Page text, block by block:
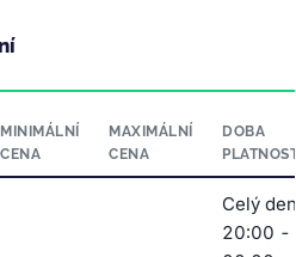
MINIMÁLNÍ
CENA
MAXIMÁLNÍ
CENA
DOBA
PLATNOSTI
Celý den,
20:00 -